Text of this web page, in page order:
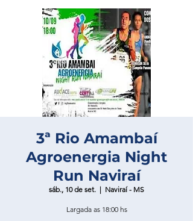
3ª Rio Amambaí
Agroenergia Night
Run Naviraí
sáb., 10 de set.
  |
Naviraí - MS
Largada as 18:00 hs